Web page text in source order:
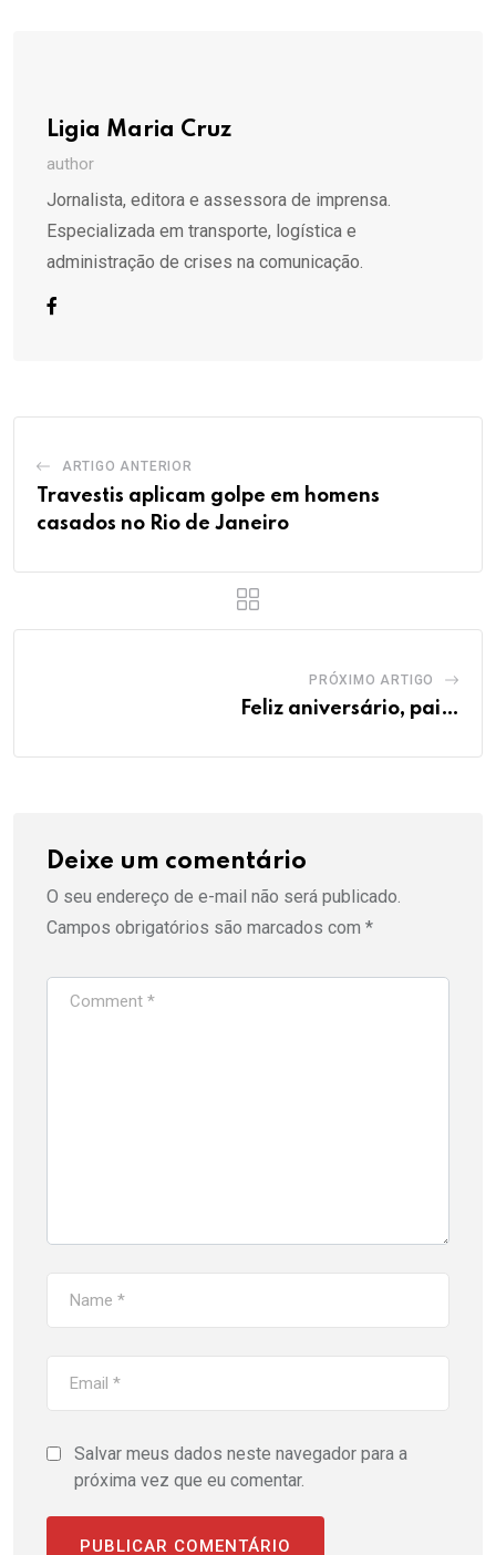
Ligia Maria Cruz
author
Jornalista, editora e assessora de imprensa.
Especializada em transporte, logística e
administração de crises na comunicação.
ARTIGO ANTERIOR
Travestis aplicam golpe em homens
casados no Rio de Janeiro
PRÓXIMO ARTIGO
Feliz aniversário, pai…
Deixe um comentário
O seu endereço de e-mail não será publicado.
Campos obrigatórios são marcados com *
Salvar meus dados neste navegador para a
próxima vez que eu comentar.